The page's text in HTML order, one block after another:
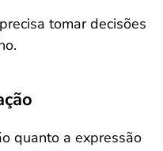
tomar decisões
quanto a expressão